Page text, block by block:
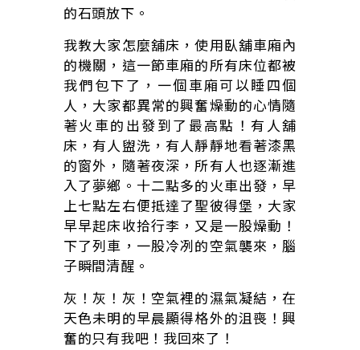
的石頭放下。
我教大家怎麼舖床，使用臥舖車廂內
的機關，這一節車廂的所有床位都被
我們包下了，一個車廂可以睡四個
人，大家都異常的興奮燥動的心情隨
著火車的出發到了最高點！有人舖
床，有人盥洗，有人靜靜地看著漆黑
的窗外，隨著夜深，所有人也逐漸進
入了夢鄉。十二點多的火車出發，早
上七點左右便抵達了聖彼得堡，大家
早早起床收拾行李，又是一股燥動！
下了列車，一股冷冽的空氣襲來，腦
子瞬間清醒。
灰！灰！灰！空氣裡的濕氣凝結，在
天色未明的早晨顯得格外的沮喪！興
奮的只有我吧！我回來了！